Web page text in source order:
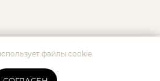
файлы cookie